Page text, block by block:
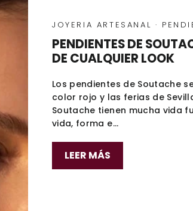
JOYERIA ARTESANAL ·
PENDIENTES DE
DE CUALQUIER LOOK
Los pendientes de Soutache
color rojo y las ferias de
Soutache tienen mucha vida
vida, forma e...
LEER MÁS